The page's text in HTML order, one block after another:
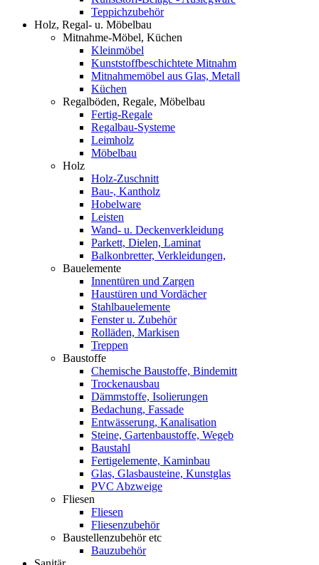
Teppichzubehör
Holz, Regal- u. Möbelbau
Mitnahme-Möbel, Küchen
Kleinmöbel
Kunststoffbeschichtete Mitnahm
Mitnahmemöbel aus Glas, Metall
Küchen
Regalböden, Regale, Möbelbau
Fertig-Regale
Regalbau-Systeme
Leimholz
Möbelbau
Holz
Holz-Zuschnitt
Bau-, Kantholz
Hobelware
Leisten
Wand- u. Deckenverkleidung
Parkett, Dielen, Laminat
Balkonbretter, Verkleidungen,
Bauelemente
Innentüren und Zargen
Haustüren und Vordächer
Stahlbauelemente
Fenster u. Zubehör
Rolläden, Markisen
Treppen
Baustoffe
Chemische Baustoffe, Bindemitt
Trockenausbau
Dämmstoffe, Isolierungen
Bedachung, Fassade
Entwässerung, Kanalisation
Steine, Gartenbaustoffe, Wegeb
Baustahl
Fertigelemente, Kaminbau
Glas, Glasbausteine, Kunstglas
PVC Abzweige
Fliesen
Fliesen
Fliesenzubehör
Baustellenzubehör etc
Bauzubehör